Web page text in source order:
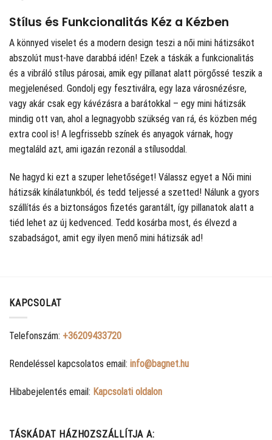
Stílus és Funkcionalitás Kéz a Kézben
A könnyed viselet és a modern design teszi a női mini hátizsákot
abszolút must-have darabbá idén! Ezek a táskák a funkcionalitás
és a vibráló stílus párosai, amik egy pillanat alatt pörgőssé teszik a
megjelenésed. Gondolj egy fesztiválra, egy laza városnézésre,
vagy akár csak egy kávézásra a barátokkal – egy mini hátizsák
mindig ott van, ahol a legnagyobb szükség van rá, és közben még
extra cool is! A legfrissebb színek és anyagok várnak, hogy
megtaláld azt, ami igazán rezonál a stílusoddal.
Ne hagyd ki ezt a szuper lehetőséget! Válassz egyet a Női mini
hátizsák kínálatunkból, és tedd teljessé a szetted! Nálunk a gyors
szállítás és a biztonságos fizetés garantált, így pillanatok alatt a
tiéd lehet az új kedvenced. Tedd kosárba most, és élvezd a
szabadságot, amit egy ilyen menő mini hátizsák ad!
KAPCSOLAT
Telefonszám: +36209433720
Rendeléssel kapcsolatos email: info@bagnet.hu
Hibabejelentés email: Kapcsolati oldalon
TÁSKÁDAT HÁZHOZSZÁLLÍTJA A: